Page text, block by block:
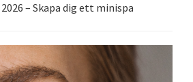
– Skapa dig ett minispa